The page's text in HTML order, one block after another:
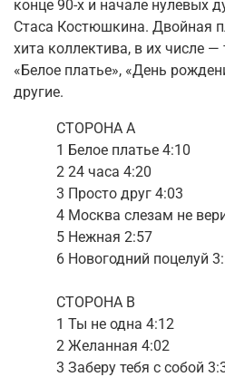
конце 90-х и начале нулевых
Стаса Костюшкина. Двойная
хита коллектива, в их числе
«Белое платье», «День
другие.
СТОРОНАA
1 Белое платье 4:10
2 24 часа 4:20
3 Просто друг 4:03
4 Москва слезам не
5 Нежная 2:57
6 Новогодний поцелуй
СТОРОНА B
1 Ты не одна 4:12
2 Желанная 4:02
3 Заберу тебя с собой